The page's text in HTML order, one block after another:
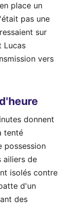
place un
pas une
sur
Lucas
vers
donnent
tenté
possession
ailiers de
isolés contre
d'un
des